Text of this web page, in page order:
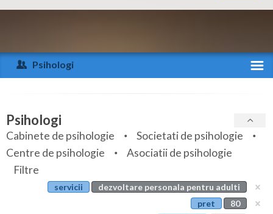
Arad
Arges
Bihor
Bistrita-Nasaud
Botosani
Psihologi
Specialitati
Servicii
Articole
Evenimente
Psihologi
Cabinete de psihologie
Societati de psihologie
Centre de psihologie
Asociatii de psihologie
Filtre
servicii
dezvoltare personala pentru adulti
pret
80